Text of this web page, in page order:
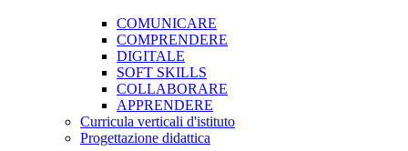
COMUNICARE
COMPRENDERE
DIGITALE
SOFT SKILLS
COLLABORARE
APPRENDERE
Curricula verticali d'istituto
Progettazione didattica